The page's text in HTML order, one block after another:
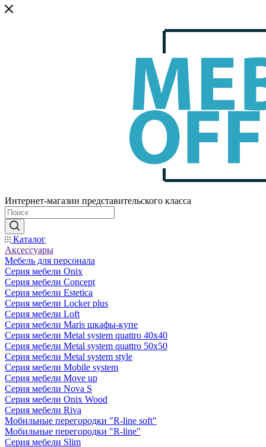
Интернет-магазин представительского класса
Каталог
Аксессуары
Мебель для персонала
Серия мебели Onix
Серия мебели Concept
Серия мебели Estetica
Серия мебели Locker plus
Серия мебели Loft
Серия мебели Maris шкафы-купе
Серия мебели Metal system quattro 40x40
Серия мебели Metal system quattro 50x50
Серия мебели Metal system style
Серия мебели Mobile system
Серия мебели Move up
Серия мебели Nova S
Серия мебели Onix Wood
Серия мебели Riva
Мобильные перегородки "R-line soft"
Мобильные перегородки "R-line"
Серия мебели Slim